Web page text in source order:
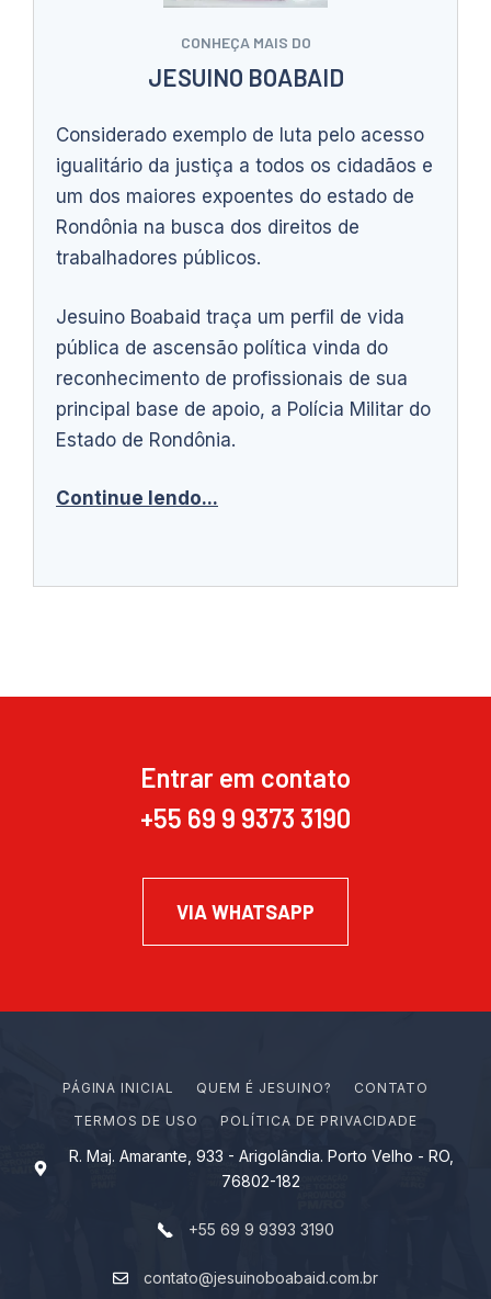
CONHEÇA MAIS DO
JESUINO BOABAID
Considerado exemplo de luta pelo acesso
igualitário da justiça a todos os cidadãos e
um dos maiores expoentes do estado de
Rondônia na busca dos direitos de
trabalhadores públicos.
Jesuino Boabaid traça um perfil de vida
pública de ascensão política vinda do
reconhecimento de profissionais de sua
principal base de apoio, a Polícia Militar do
Estado de Rondônia.
Continue lendo...
Entrar em contato
+55 69 9 9373 3190
VIA WHATSAPP
PÁGINA INICIAL Q U EM É J ES U I N O?
CONTATO
TERMOS DE USO
POLÍTICA DE PRIVACIDADE
R. Maj. Amarante, 933 - Arigolândia. Porto Velho - RO,
76802-182
+55 69 9 9393 3190
contato@jesuinoboabaid.com.br